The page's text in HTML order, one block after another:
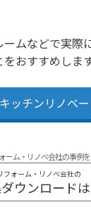
ムなどで実際
おすすめします
ッチンリノベ
ーム・リノベ会社の事例
フォーム・リノベ会社の
ウンロード